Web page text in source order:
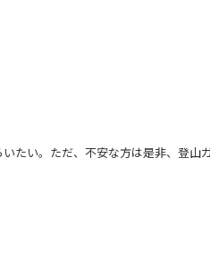
たい。ただ、不安な方は是非、登山